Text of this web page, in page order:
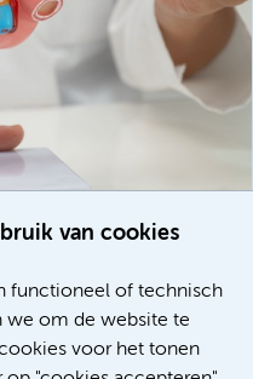
van cookies
functioneel of technisch
we om de website te
voor het tonen
verbeteren